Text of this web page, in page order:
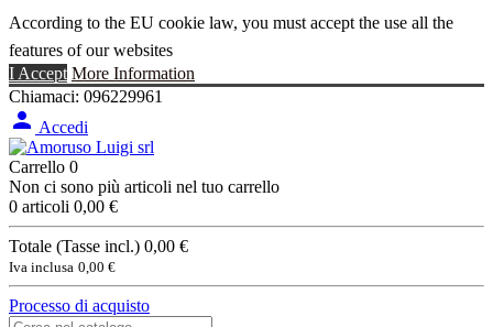
According to the EU cookie law, you must accept the use all the
features of our websites
I Accept More Information
Chiamaci: 096229961
 Accedi
Carrello 0
Non ci sono più articoli nel tuo carrello
0 articoli 0,00 €
Totale (Tasse incl.) 0,00 €
Iva inclusa 0,00 €
Processo di acquisto